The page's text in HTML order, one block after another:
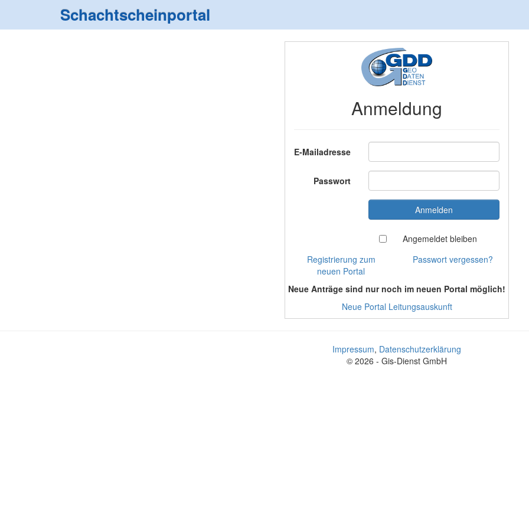
Schachtscheinportal
Anmeldung
E-Mailadresse
Passwort
Angemeldet bleiben
Registrierung zum
neuen Portal
Passwort vergessen?
Neue Anträge sind nur noch im neuen Portal möglich!
Neue Portal Leitungsauskunft
Impressum, Datenschutzerklärung
© 2026 - Gis-Dienst GmbH